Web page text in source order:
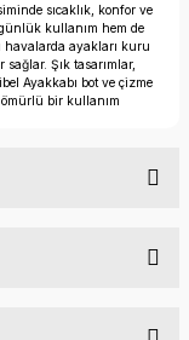
sıcaklık, konfor ve
günlük kullanım hem de
havalarda ayakları kuru
Şık tasarımlar,
Ayakkabı bot ve çizme
bir kullanım